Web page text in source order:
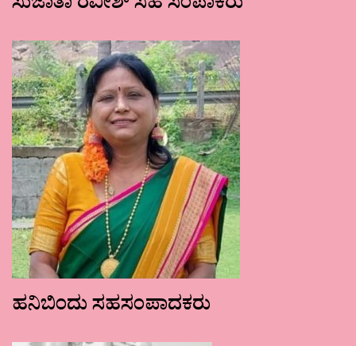
ಹನಿಬಿಂದು ಸಹಸಂಪಾದಕರು